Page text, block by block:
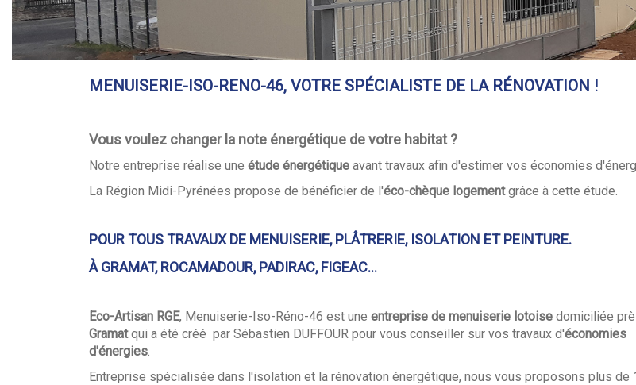
MENUISERIE-ISO-RENO-46, VOTRE SPÉCIALISTE DE LA RÉNOVATION !
Vous voulez changer la note énergétique de votre habitat ?
Notre entreprise réalise une étude énergétique avant travaux afin d'estimer vos économies
La Région Midi-Pyrénées propose de bénéficier de l'éco-chèque logementgrâce à cette étude.
POUR TOUS TRAVAUX DE MENUISERIE, PLÂTRERIE, ISOLATION ET PEINTURE.
À GRAMAT, ROCAMADOUR, PADIRAC, FIGEAC...
Eco-Artisan RGE, Menuiserie-Iso-Réno-46 est une entreprise de menuiserie lotoise domiciliée
Gramatqui a été créé par Sébastien DUFFOUR pour vous conseiller sur vos travaux d'économies
d'énergies
Entreprise spécialisée dans l'isolation et la rénovation énergétique, nous vous proposons plus de